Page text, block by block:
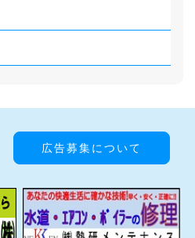
広告募集について